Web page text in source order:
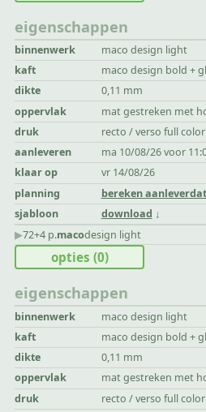
eigenschappen
binnenwerk maco design light
kaft
maco design bold +
dikte
0,11 mm
oppervlak
mat gestreken met
druk
recto / verso full color
aanleveren
ma 10/08/26 voor
klaar op
vr 14/08/26
planning
bereken
sjabloon
download
▶︎72+4 p.macodesign light
eigenschappen
binnenwerk maco design light
kaft
maco design bold +
dikte
0,11 mm
oppervlak
mat gestreken met
druk
recto / verso full color
opties (0)